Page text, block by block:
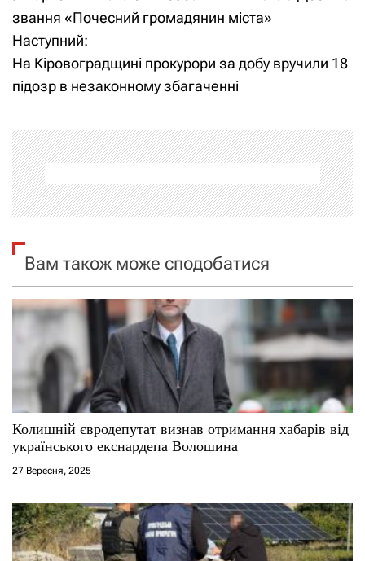
а
в
і
а
ц
і
я
з
а
и
с
і
в
звання «Почесний громадянин міста»
Наступний:
На Кіровоградщині прокурори за добу вручили 18
підозр в незаконному збагаченні
Вам також може сподобатися
Колишній євродепутат визнав отримання хабарів від
українського екснардепа Волошина
27 Вересня, 2025